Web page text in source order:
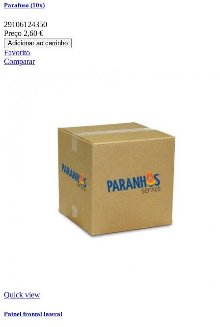
Parafuso (10x)
29106124350
Preço 2,60 €
Adicionar ao carrinho
Favorito
Comparar
Quick view
Painel frontal lateral